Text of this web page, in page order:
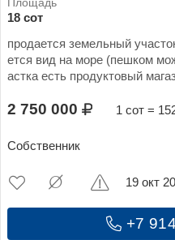
18 сот
продается земельный
ется вид на море (пешком
астка есть продуктовый
2 750 000 1 сот =
Собственник
+7
19 окт